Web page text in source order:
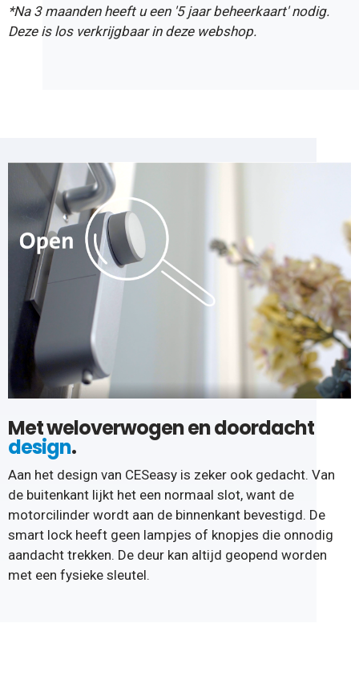
*Na 3 maanden heeft u een ' 5 jaar beheerkaart' nodig.
Deze is los verkrijgbaar in deze webshop.
Met weloverwogen en doordacht
design.
Aan het design van CESeasy is zeker ook gedacht. Van
de buitenkant lijkt het een normaal slot, want de
motorcilinder wordt aan de binnenkant bevestigd. De
smart lock heeft geen lampjes of knopjes die onnodig
aandacht trekken. De deur kan altijd geopend worden
met een fysieke sleutel.